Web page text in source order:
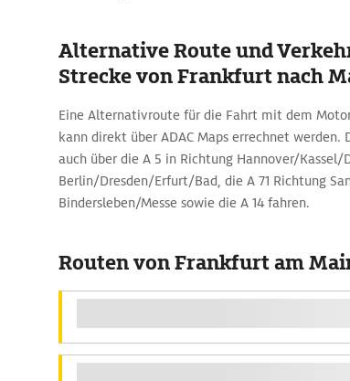
Alternative Route und
Strecke von Frankfurt nach
Eine Alternativroute für die Fahrt mit dem
kann direkt über ADAC Maps errechnet
auch über die A 5 in Richtung Hannover/
Berlin/Dresden/Erfurt/Bad, die A 71 Richtung
Bindersleben/Messe sowie die A 14 fahren.
Routen von Frankfurt am